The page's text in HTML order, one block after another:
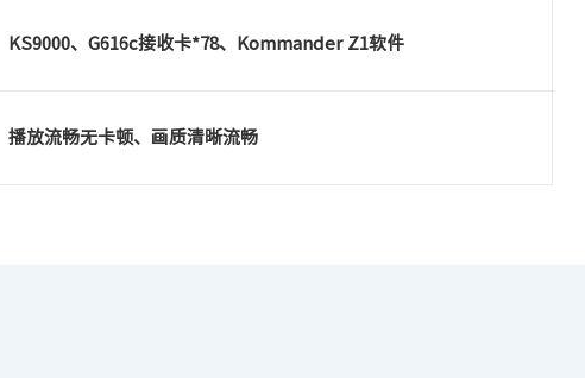
KS9000、G616c接收卡*78、Kommander Z1软件
播放流畅无卡顿、画质清晰流畅